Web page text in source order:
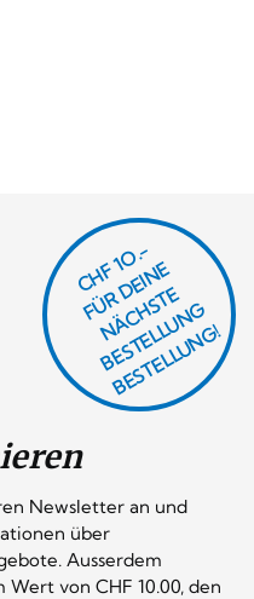
Newsletter an und
über
Ausserdem
von CHF 10.00, den
CHF 1O.-
F
Ü
R
D
EI
N
E
N
Ä
C
H
S
T
E
B
E
S
T
E
L
L
U
N
G
B
E
S
T
E
L
L
U
N
G!